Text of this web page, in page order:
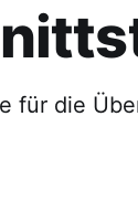
für die